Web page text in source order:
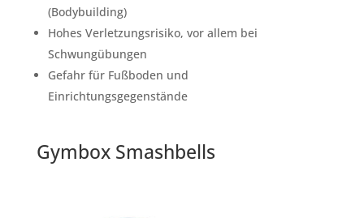
(Bodybuilding)
Hohes Verletzungsrisiko, vor allem bei
Schwungübungen
Gefahr für Fußboden und
Einrichtungsgegenstände
Gymbox Smashbells